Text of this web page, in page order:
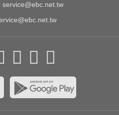
service@ebc.net.tw